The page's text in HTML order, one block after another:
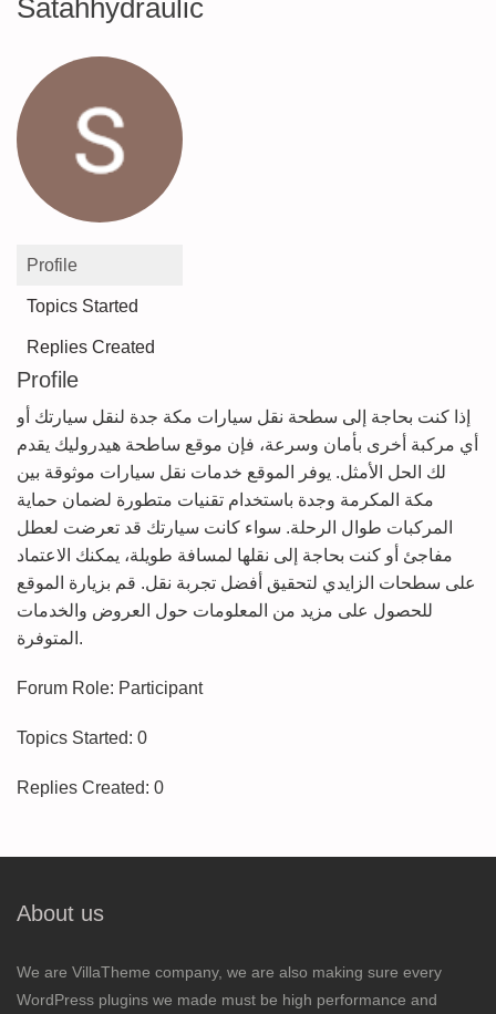
Satahhydraulic
Profile
Topics Started
Replies Created
Profile
إذا كنت بحاجة إلى سطحة نقل سيارات مكة جدة لنقل سيارتك أو
أي مركبة أخرى بأمان وسرعة، فإن موقع ساطحة هيدروليك يقدم
لك الحل الأمثل. يوفر الموقع خدمات نقل سيارات موثوقة بين
مكة المكرمة وجدة باستخدام تقنيات متطورة لضمان حماية
المركبات طوال الرحلة. سواء كانت سيارتك قد تعرضت لعطل
مفاجئ أو كنت بحاجة إلى نقلها لمسافة طويلة، يمكنك الاعتماد
على سطحات الزايدي لتحقيق أفضل تجربة نقل. قم بزيارة الموقع
للحصول على مزيد من المعلومات حول العروض والخدمات
المتوفرة.
Forum Role: Participant
Topics Started: 0
Replies Created: 0
About us
We are VillaTheme company, we are also making sure every
WordPress plugins we made must be high performance and